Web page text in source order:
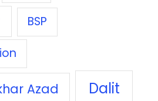
BSP
Azad Dalit